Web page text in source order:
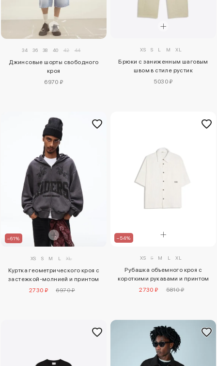
34 36 38 40 42 44
Джинсовые шорты свободного
кроя
6970 ₽
XS S L M XL
Брюки с заниженным шаговым
швом в стиле рустик
5030 ₽
–61%
XS S M L XL
Куртка геометрического кроя с
застежкой-молнией и принтом
2730 ₽
6970 ₽
–54%
XS S M L XL
Рубашка объемного кроя с
короткими рукавами и принтом
2730 ₽
5810 ₽